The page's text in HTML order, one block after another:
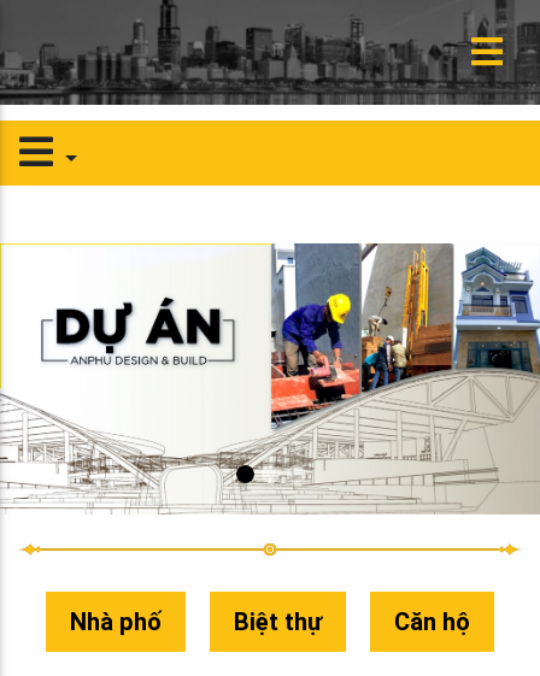
Nhà phố Biệt thự Căn hộ